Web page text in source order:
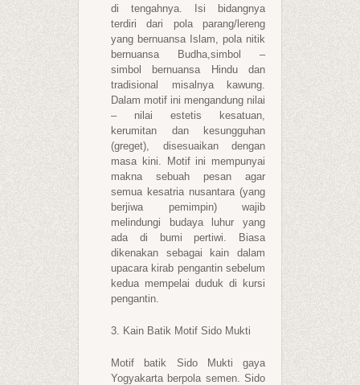
di tengahnya. Isi bidangnya
terdiri dari pola parang/lereng
yang bernuansa Islam, pola nitik
bernuansa Budha,simbol –
simbol bernuansa Hindu dan
tradisional misalnya kawung.
Dalam motif ini mengandung nilai
– nilai estetis kesatuan,
kerumitan dan kesungguhan
(greget), disesuaikan dengan
masa kini. Motif ini mempunyai
makna sebuah pesan agar
semua kesatria nusantara (yang
berjiwa pemimpin) wajib
melindungi budaya luhur yang
ada di bumi pertiwi. Biasa
dikenakan sebagai kain dalam
upacara kirab pengantin sebelum
kedua mempelai duduk di kursi
pengantin.
3. Kain Batik Motif Sido Mukti
Motif batik Sido Mukti gaya
Yogyakarta berpola semen. Sido